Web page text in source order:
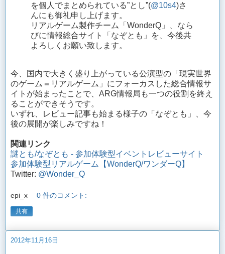
を個人でまとめられている”とし”(@10s4)さ
んにも御礼申し上げます。
リアルゲーム製作チーム「WonderQ」、なら
びに情報総合サイト「なぞとも」を、今後共
よろしくお願い致します。
今、国内で大きく盛り上がっている公演型の「現実世界
のゲーム＝リアルゲーム」にフォーカスした総合情報サ
イトが始まったことで、ARG情報局も一つの役割を終え
ることができそうです。
いずれ、レビュー記事も始まる様子の「なぞとも」、今
後の展開が楽しみですね！
関連リンク
謎とも/なぞとも - 参加体験型イベントレビューサイト
参加体験型リアルゲーム【WonderQ/ワンダーQ】
Twitter: @Wonder_Q
epi_x 0 件のコメント:
共有
2012年11月16日